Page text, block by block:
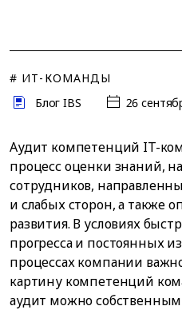
# ИТ-КОМАНДЫ
Блог IBS
26
Аудит компетенций IT-
процесс оценки знаний,
сотрудников,
и слабых сторон, а также
развития. В условиях
прогресса и постоянных
процессах компании
картину компетенций
аудит можно